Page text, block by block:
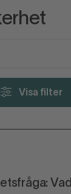
Vad
Visa filter